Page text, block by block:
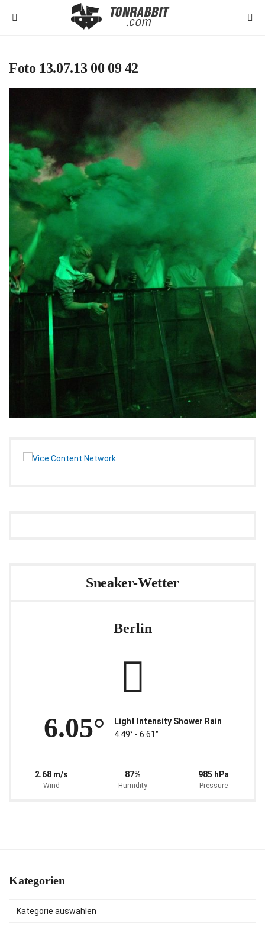
Foto 13.07.13 00 09 42
Sneaker-Wetter
Berlin
6.05°
Light Intensity Shower Rain
4.49° ‐ 6.61°
2.68 m/s
Wind
87%
Humidity
985 hPa
Pressure
Kategorien